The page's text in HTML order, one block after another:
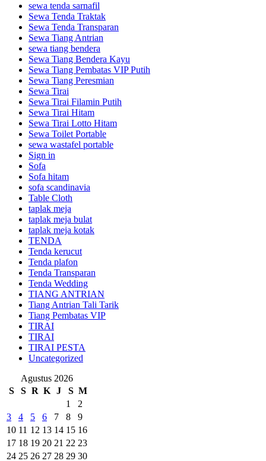
sewa tenda sarnafil
Sewa Tenda Traktak
Sewa Tenda Transparan
Sewa Tiang Antrian
sewa tiang bendera
Sewa Tiang Bendera Kayu
Sewa Tiang Pembatas VIP Putih
Sewa Tiang Peresmian
Sewa Tirai
Sewa Tirai Filamin Putih
Sewa Tirai Hitam
Sewa Tirai Lotto Hitam
Sewa Toilet Portable
sewa wastafel portable
Sign in
Sofa
Sofa hitam
sofa scandinavia
Table Cloth
taplak meja
taplak meja bulat
taplak meja kotak
TENDA
Tenda kerucut
Tenda plafon
Tenda Transparan
Tenda Wedding
TIANG ANTRIAN
Tiang Antrian Tali Tarik
Tiang Pembatas VIP
TIRAI
TIRAI
TIRAI PESTA
Uncategorized
Agustus 2026
S
S R K J S M
1
2
3
4 5 6 7 8
9
10 11 12 13 14 15 16
17 18 19 20 21 22 23
24 25 26 27 28 29 30